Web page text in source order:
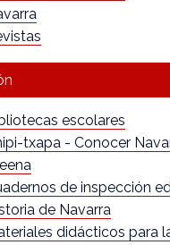
escolares
txapa - Conocer
de inspección
de Navarra
didácticos para